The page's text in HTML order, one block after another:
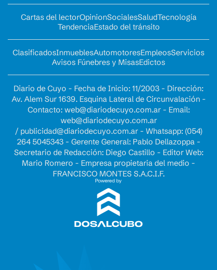
Cartas del lectorOpinionSocialesSaludTecnología
TendenciaEstado del tránsito
ClasificadosInmueblesAutomotoresEmpleosServicios
Avisos Fúnebres y MisasEdictos
Diario de Cuyo - Fecha de Inicio: 11/2003 - Dirección:
Av. Alem Sur 1639. Esquina Lateral de Circunvalación -
Contacto: web@diariodecuyo.com.ar- Email:
web@diariodecuyo.com.ar
/ publicidad@diariodecuyo.com.ar- Whatsapp: (054)
264 5045343 - Gerente General: Pablo Dellazoppa -
Secretario de Redacción: Diego Castillo - Editor Web:
Mario Romero - Empresa propietaria del medio -
FRANCISCO MONTES S.A.C.I.F.